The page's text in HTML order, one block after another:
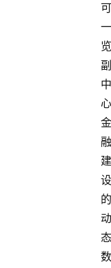
可
一
览
副
中
心
金
融
建
设
的
动
态
数